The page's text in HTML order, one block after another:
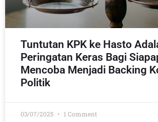
Tuntutan KPK ke Hasto
Peringatan Keras Bagi
Mencoba Menjadi Backing
Politik
03/07/2025 1 Comment